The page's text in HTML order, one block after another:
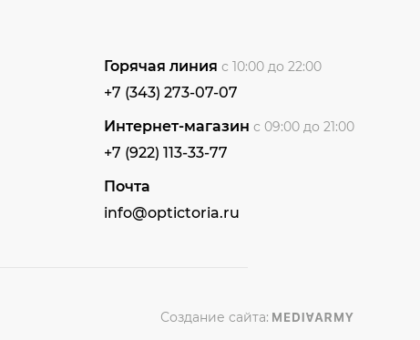
Горячая линия с 10:00 до 22:00
+7 (343) 273-07-07
Интернет-магазин с 09:00 до 21:00
+7 (922) 113-33-77
Почта
info@optictoria.ru
Создание сайта: